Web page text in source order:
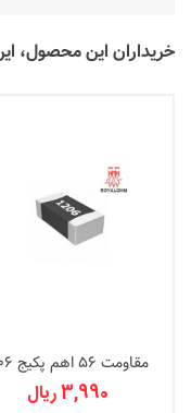
خریداران این محصول،
مقاومت 56 اهم پکیج 1206
3,990 ریال